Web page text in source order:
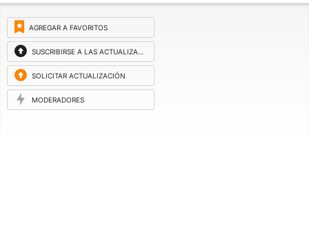
AGREGAR A FAVORITOS
SUSCRIBIRSE A LAS ACTUALIZACIONES
SOLICITAR ACTUALIZACIÓN
MODERADORES